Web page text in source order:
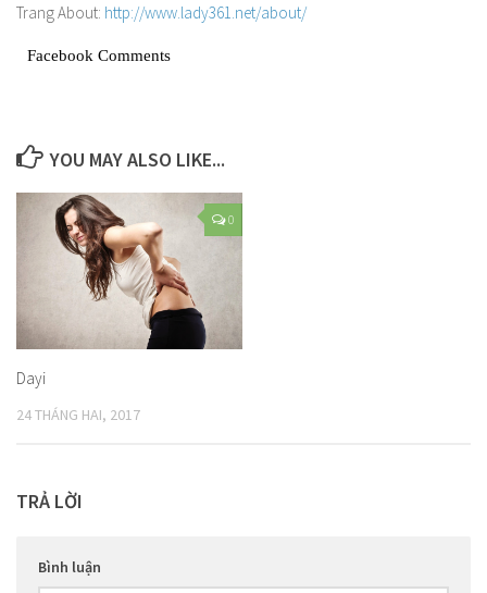
Trang About: http://www.lady361.net/about/
Facebook Comments
YOU MAY ALSO LIKE...
0
Dayi
24 THÁNG HAI, 2017
TRẢ LỜI
Bình luận